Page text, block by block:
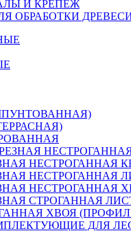
И КРЕПЁЖ
ОБРАБОТКИ
НЕСТРОГАННАЯ
НЕСТРОГАННАЯ
НЕСТРОГАННАЯ
СТРОГАННАЯ
ХВОЯ
ДЛЯ